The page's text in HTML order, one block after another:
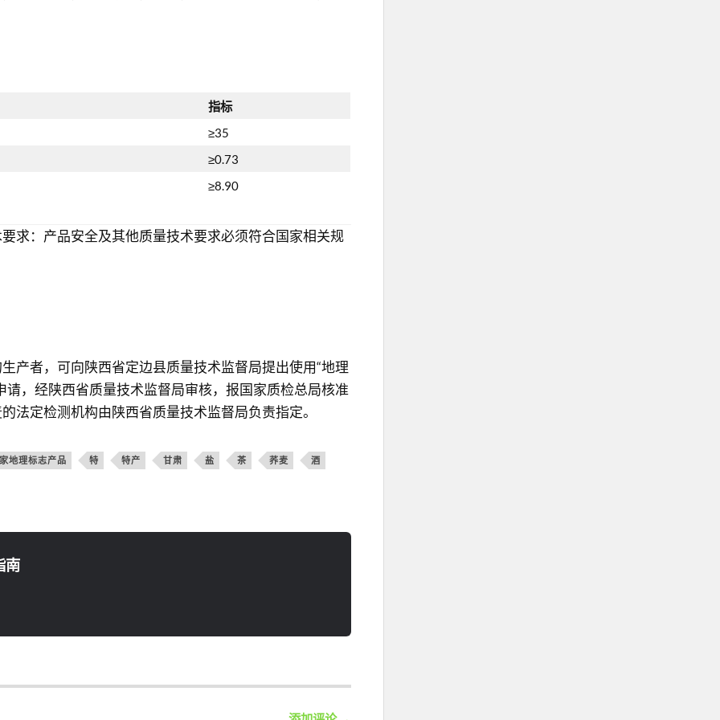
指标
≥35
≥0.73
≥8.90
求：产品安全及其他质量技术要求必须符合国家相关规
产者，可向陕西省定边县质量技术监督局提出使用“地理
请，经陕西省质量技术监督局审核，报国家质检总局核准
法定检测机构由陕西省质量技术监督局负责指定。
地理标志产品 特 特产 甘肃 盐 茶 荞麦 酒
南